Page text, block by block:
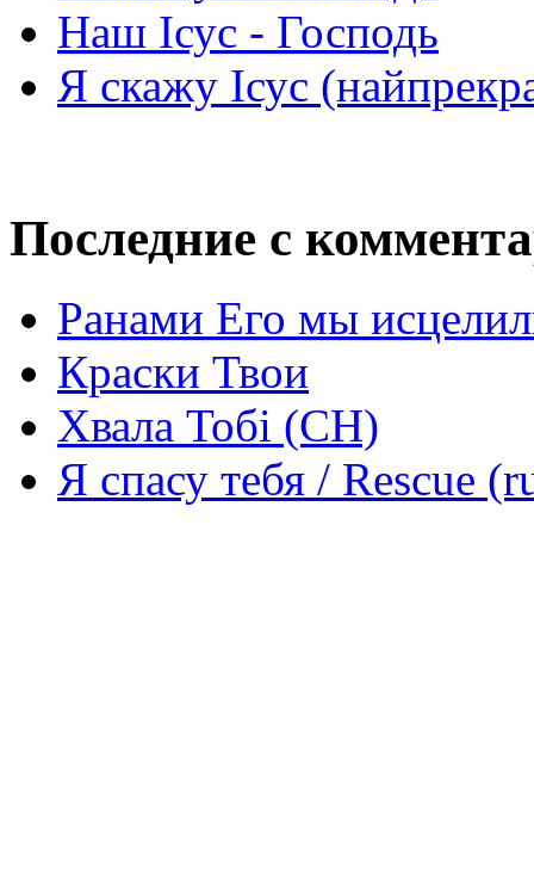
Наш Ісус - Господь
Я скажу Ісус
Последние с
Ранами Его мы
Краски Твои
Хвала Тобі (СН)
Я спасу тебя / Rescue